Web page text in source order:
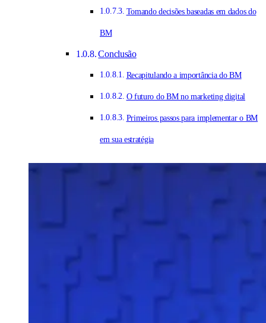
Tomando decisões baseadas em dados do
BM
Conclusão
Recapitulando a importância do BM
O futuro do BM no marketing digital
Primeiros passos para implementar o BM
em sua estratégia